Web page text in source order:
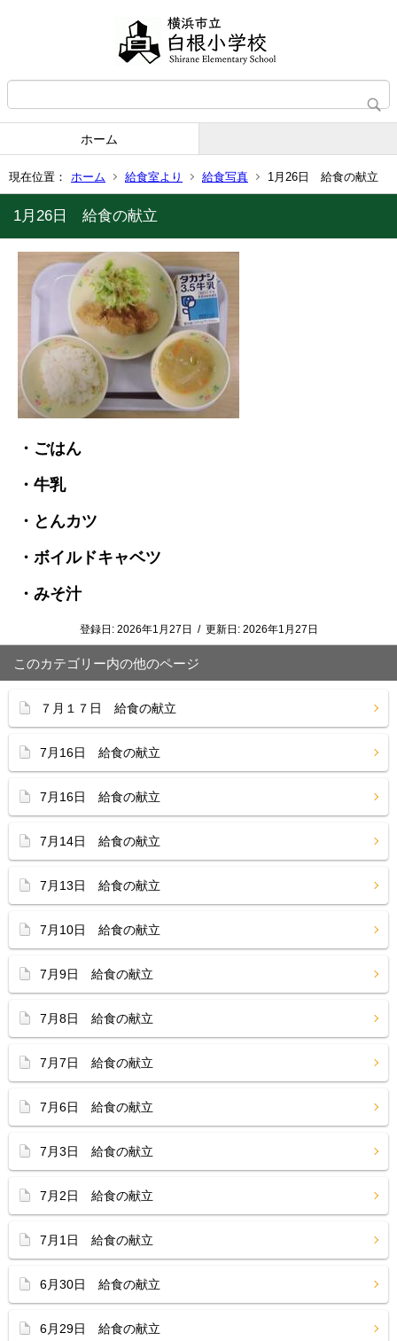
ホーム
現在位置： ホーム 給食室より 給食写真 1月26日 給食の献立
1月26日 給食の献立
・ごはん
・牛乳
・とんカツ
・ボイルドキャベツ
・みそ汁
登録日: 2026年1月27日 / 更新日: 2026年1月27日
このカテゴリー内の他のページ
７月１７日 給食の献立
7月16日 給食の献立
7月16日 給食の献立
7月14日 給食の献立
7月13日 給食の献立
7月10日 給食の献立
7月9日 給食の献立
7月8日 給食の献立
7月7日 給食の献立
7月6日 給食の献立
7月3日 給食の献立
7月2日 給食の献立
7月1日 給食の献立
6月30日 給食の献立
6月29日 給食の献立